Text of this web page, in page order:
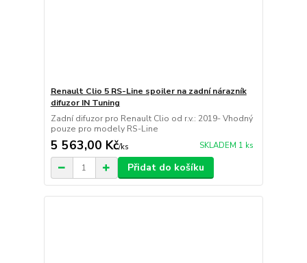
Renault Clio 5 RS-Line spoiler na zadní nárazník
difuzor IN Tuning
Zadní difuzor pro Renault Clio od r.v.: 2019- Vhodný
pouze pro modely RS-Line
5 563,00 Kč/ks SKLADEM 1 ks
Přidat do košíku